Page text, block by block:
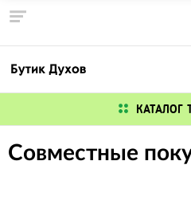
КАТАЛОГ
Совместные